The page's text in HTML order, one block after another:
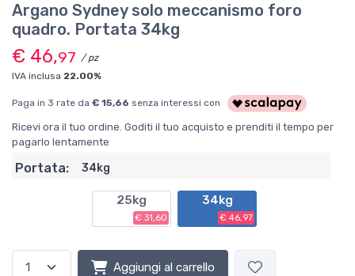
Argano Sydney solo meccanismo foro
quadro. Portata 34kg
€ 46,97 / pz
IVA inclusa 22.00%
Paga in 3 rate da € 15,66 senza interessi con
Ricevi ora il tuo ordine. Goditi il tuo acquisto e prenditi il tempo per
pagarlo lentamente
Portata: 34kg
25kg
€ 31,60
34kg
€ 46,97
Aggiungi al carrello